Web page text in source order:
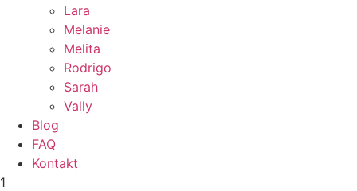
Lara
Melanie
Melita
Rodrigo
Sarah
Vally
Blog
FAQ
Kontakt
1